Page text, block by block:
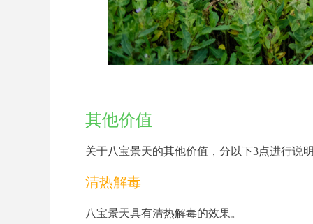
其他价值
关于八宝景天的其他价值，分以下3点进行说
清热解毒
八宝景天具有清热解毒的效果。